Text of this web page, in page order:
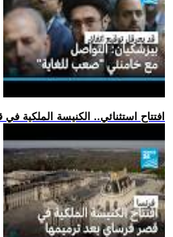
.. افتتاح استثنائي.. الكنيسة الملكية